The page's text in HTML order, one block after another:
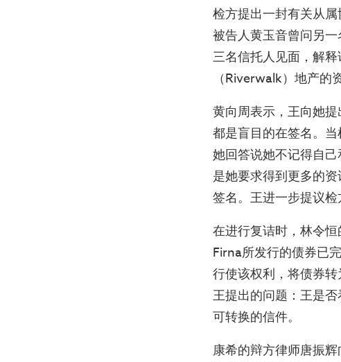
检方提出一封有关从属
被告人黄玉音曾问另
三名信托人见面，解释
（Riverwalk）地产的
黄向周表示，王向她
都是盲目的在签名。当
她回答说她不记得自
是她要求得到更多的
签名。王进一步提议检
在进行复诘时，林令
Firna所发行的债券已
行使该权利，将债券
王提出的问题：王是
可转换的信件。
康希的辩方律师唐振